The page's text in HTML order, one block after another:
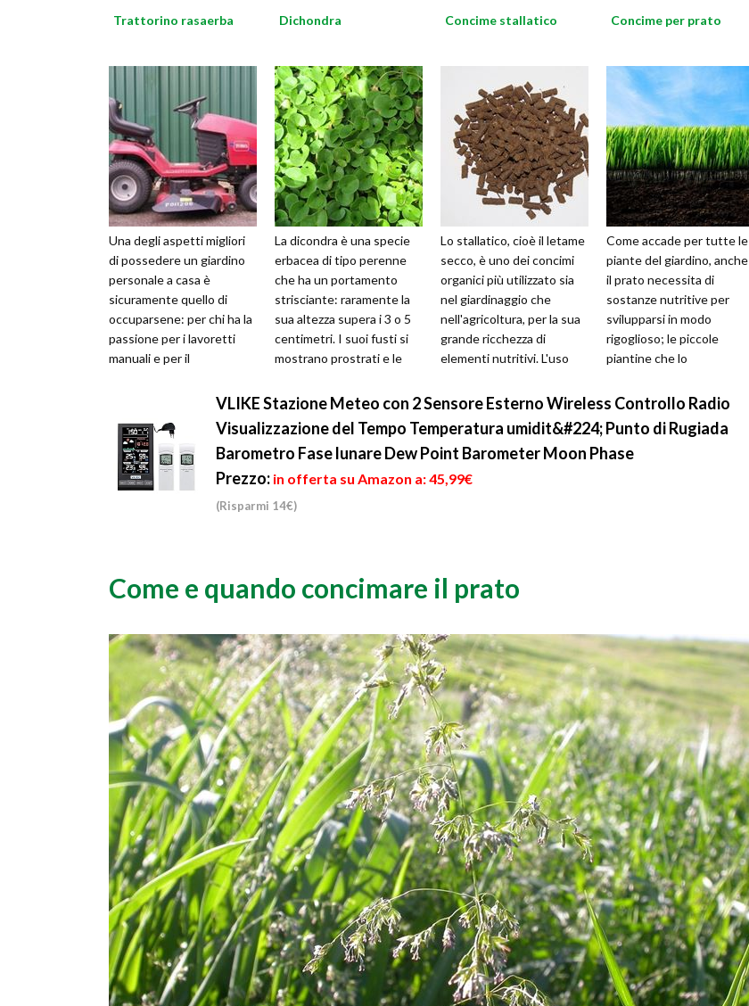
Trattorino rasaerba
Una degli aspetti migliori
di possedere un giardino
personale a casa è
sicuramente quello di
occuparsene: per chi ha la
passione per i lavoretti
manuali e per il
Dichondra
La dicondra è una specie
erbacea di tipo perenne
che ha un portamento
strisciante: raramente la
sua altezza supera i 3 o 5
centimetri. I suoi fusti si
mostrano prostrati e le
Concime stallatico
Lo stallatico, cioè il letame
secco, è uno dei concimi
organici più utilizzato sia
nel giardinaggio che
nell'agricoltura, per la sua
grande ricchezza di
elementi nutritivi. L'uso
Concime per prato
Come accade per tutte le
piante del giardino, anche
il prato necessita di
sostanze nutritive per
svilupparsi in modo
rigoglioso; le piccole
piantine che lo
di particolare concim...
VLIKE Stazione Meteo con 2 Sensore Esterno Wireless Controllo Radio
Visualizzazione del Tempo Temperatura umidit&#224; Punto di Rugiada
Barometro Fase lunare Dew Point Barometer Moon Phase
Prezzo: in offerta su Amazon a: 45,99€
(Risparmi 14€)
Come e quando concimare il prato